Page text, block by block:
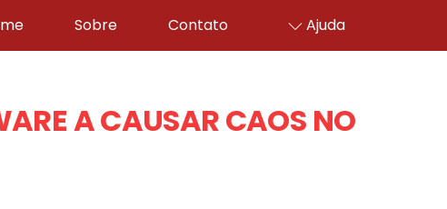
Sobre Contato Ajuda
A CAUSAR CAOS NO